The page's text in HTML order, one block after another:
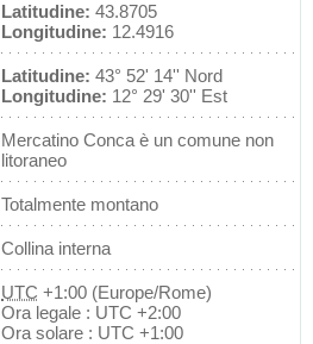
Latitudine: 43.8705
Longitudine: 12.4916
Latitudine: 43° 52' 14'' Nord
Longitudine: 12° 29' 30'' Est
Mercatino Conca è un comune non
litoraneo
Totalmente montano
Collina interna
UTC +1:00 (Europe/Rome)
Ora legale : UTC +2:00
Ora solare : UTC +1:00